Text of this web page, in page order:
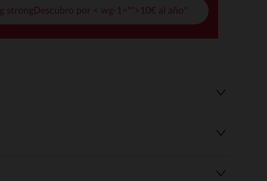
strongDescubro por < wg-1="">10€ al año*